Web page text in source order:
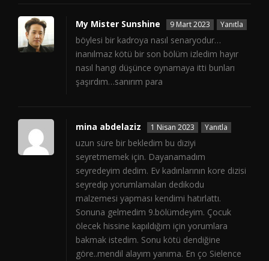
My Mister Sunshine 9 Mart 2023 Yanıtla
böylesi bir kadroya nasıl senaryodur…
inanılmaz kötü bir son bölüm izledim hayır
nasıl hangi düşünce oynamaya itti bunları
şaşırdım…sanırım para
mina abdelaziz 1 Nisan 2023 Yanıtla
uzun süre bir bekledim bu diziyi
seyretmemek için. Dayanamadım
seyredeyim dedim. Ev kadınlarının kore dizisi
seyredip yorumlamaları dedikodu
malzemesi yapması kendimi hatırlattı.
Sonuna gelmedim 9.bölümdeyim. Çocuk
ölecek hissine kapıldığım için yorumlara
bakmak istedim. Sonu kötü dendiğine
göre..mendil alayım yanıma. En ço Sielence